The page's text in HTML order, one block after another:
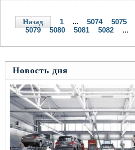
Назад 1 ... 5074 5075
5079
5080 5081 5082 ...
Новость дня